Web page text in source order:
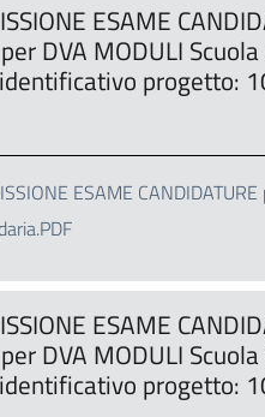
ESAME
DVA MODULI
progetto:
ESAME
ESAME
DVA MODULI
progetto: